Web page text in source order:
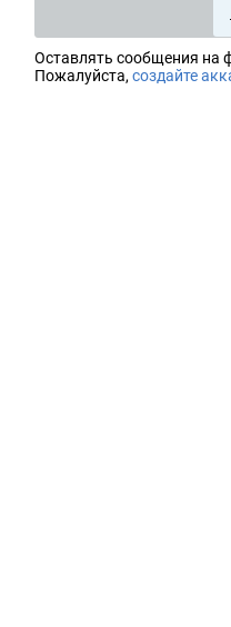
Оставлять сообщения на
Пожалуйста, создайте